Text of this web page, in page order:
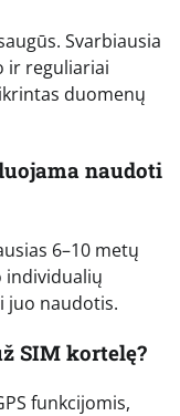
Svarbiausia
ir reguliariai
duomenų
naudoti
6–10 metų
individualių
juo naudotis.
SIM kortelę?
funkcijomis,